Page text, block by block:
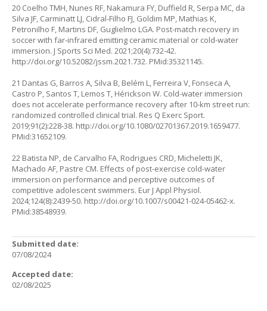
20 Coelho TMH, Nunes RF, Nakamura FY, Duffield R, Serpa MC, da
Silva JF, Carminatt LJ, Cidral-Filho FJ, Goldim MP, Mathias K,
Petronilho F, Martins DF, Guglielmo LGA. Post-match recovery in
soccer with far-infrared emitting ceramic material or cold-water
immersion. J Sports Sci Med. 2021;20(4):732-42.
http://doi.org/10.52082/jssm.2021.732. PMid:35321145.
21 Dantas G, Barros A, Silva B, Belém L, Ferreira V, Fonseca A,
Castro P, Santos T, Lemos T, Hérickson W. Cold-water immersion
does not accelerate performance recovery after 10-km street run:
randomized controlled clinical trial. Res Q Exerc Sport.
2019;91(2):228-38. http://doi.org/10.1080/02701367.2019.1659477.
PMid:31652109.
22 Batista NP, de Carvalho FA, Rodrigues CRD, Micheletti JK,
Machado AF, Pastre CM. Effects of post-exercise cold-water
immersion on performance and perceptive outcomes of
competitive adolescent swimmers. Eur J Appl Physiol.
2024;124(8):2439-50. http://doi.org/10.1007/s00421-024-05462-x.
PMid:38548939.
Submitted date:
07/08/2024
Accepted date:
02/08/2025